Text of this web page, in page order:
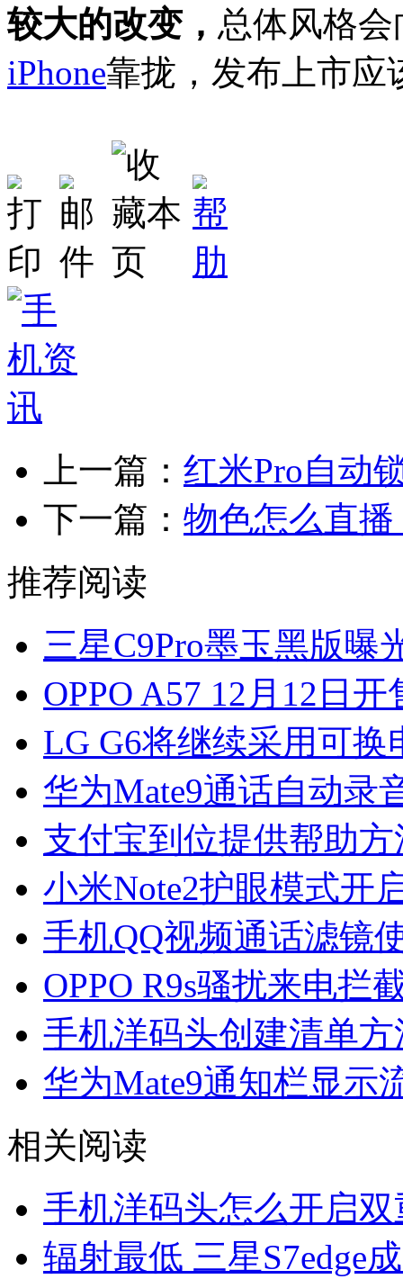
较大的改变， 总体风格
iPhone靠拢，发布上市应
上一篇： 红米Pro自动
下一篇： 物色怎么直
推荐阅读
三星C9Pro墨玉黑版曝
OPPO A57 12月12日
LG G6将继续采用可换
华为Mate9通话自动录
支付宝到位提供帮助方
小米Note2护眼模式开
手机QQ视频通话滤镜
OPPO R9s骚扰来电拦
手机洋码头创建清单方
华为Mate9通知栏显示
相关阅读
手机洋码头怎么开启
辐射最低 三星S7edge